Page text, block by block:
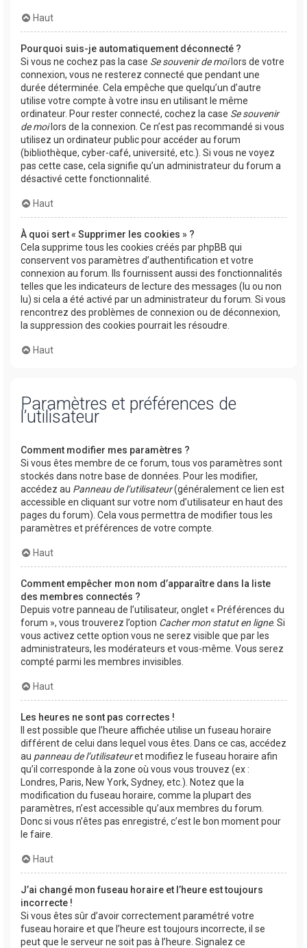
Haut
Pourquoi suis-je automatiquement déconnecté ?
Si vous ne cochez pas la case Se souvenir de moilors de votre
connexion, vous ne resterez connecté que pendant une
durée déterminée. Cela empêche que quelqu’un d’autre
utilise votre compte à votre insu en utilisant le même
ordinateur. Pour rester connecté, cochez la case Se souvenir
de moilors de la connexion. Ce n’est pas recommandé si vous
utilisez un ordinateur public pour accéder au forum
(bibliothèque, cyber-café, université, etc.). Si vous ne voyez
pas cette case, cela signifie qu’un administrateur du forum a
désactivé cette fonctionnalité.
Haut
À quoi sert « Supprimer les cookies » ?
Cela supprime tous les cookies créés par phpBB qui
conservent vos paramètres d’authentification et votre
connexion au forum. Ils fournissent aussi des fonctionnalités
telles que les indicateurs de lecture des messages (lu ou non
lu) si cela a été activé par un administrateur du forum. Si vous
rencontrez des problèmes de connexion ou de déconnexion,
la suppression des cookies pourrait les résoudre.
Haut
Paramètres et préférences de
l’utilisateur
Comment modifier mes paramètres ?
Si vous êtes membre de ce forum, tous vos paramètres sont
stockés dans notre base de données. Pour les modifier,
accédez au Panneau de l’utilisateur(généralement ce lien est
accessible en cliquant sur votre nom d’utilisateur en haut des
pages du forum). Cela vous permettra de modifier tous les
paramètres et préférences de votre compte.
Haut
Comment empêcher mon nom d’apparaître dans la liste
des membres connectés ?
Depuis votre panneau de l’utilisateur, onglet « Préférences du
forum », vous trouverez l’option Cacher mon statut en ligne. Si
vous activez cette option vous ne serez visible que par les
administrateurs, les modérateurs et vous-même. Vous serez
compté parmi les membres invisibles.
Haut
Les heures ne sont pas correctes !
Il est possible que l’heure affichée utilise un fuseau horaire
différent de celui dans lequel vous êtes. Dans ce cas, accédez
au panneau de l’utilisateuret modifiez le fuseau horaire afin
qu’il corresponde à la zone où vous vous trouvez (ex :
Londres, Paris, New York, Sydney, etc.). Notez que la
modification du fuseau horaire, comme la plupart des
paramètres, n’est accessible qu’aux membres du forum.
Donc si vous n’êtes pas enregistré, c’est le bon moment pour
le faire.
Haut
J’ai changé mon fuseau horaire et l’heure est toujours
incorrecte !
Si vous êtes sûr d’avoir correctement paramétré votre
fuseau horaire et que l’heure est toujours incorrecte, il se
peut que le serveur ne soit pas à l’heure. Signalez ce